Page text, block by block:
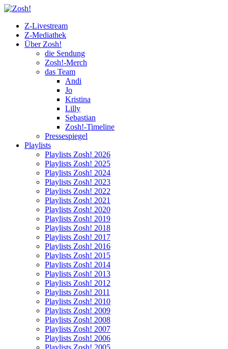
Z-Livestream
Z-Mediathek
Über Zosh!
die Sendung
Zosh!-Merch
das Team
Andi
Jo
Kristina
Lilly
Sebastian
Zosh!-Timeline
Pressespiegel
Playlists
Playlists Zosh! 2026
Playlists Zosh! 2025
Playlists Zosh! 2024
Playlists Zosh! 2023
Playlists Zosh! 2022
Playlists Zosh! 2021
Playlists Zosh! 2020
Playlists Zosh! 2019
Playlists Zosh! 2018
Playlists Zosh! 2017
Playlists Zosh! 2016
Playlists Zosh! 2015
Playlists Zosh! 2014
Playlists Zosh! 2013
Playlists Zosh! 2012
Playlists Zosh! 2011
Playlists Zosh! 2010
Playlists Zosh! 2009
Playlists Zosh! 2008
Playlists Zosh! 2007
Playlists Zosh! 2006
Playlists Zosh! 2005